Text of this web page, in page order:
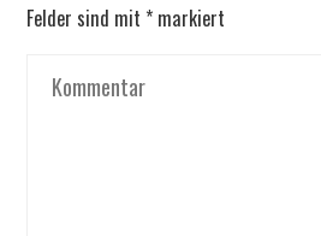
Felder sind mit * markiert